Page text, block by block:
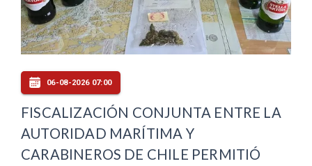
06-08-2026 07:00
FISCALIZACIÓN CONJUNTA ENTRE LA
AUTORIDAD MARÍTIMA Y
CARABINEROS DE CHILE PERMITIÓ